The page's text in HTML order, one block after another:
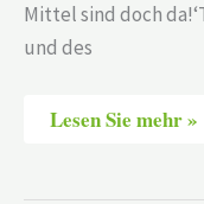
Mittel sind doch
und des
Lesen Sie mehr »